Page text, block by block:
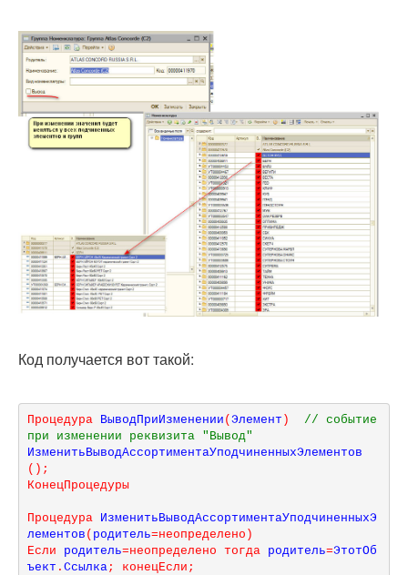
Код получается вот такой:
Процедура ВыводПриИзменении ( Элемент )
// событие
при изменении реквизита "Вывод"
ИзменитьВыводАссортиментаУподчиненныхЭлементов
( ) ;
КонецПроцедуры
Процедура ИзменитьВыводАссортиментаУподчиненныхЭ
лементов ( родитель=неопределено )
Если родитель=неопределено тогда родитель=ЭтотОб
ъект . Ссылка; конецЕсли ;